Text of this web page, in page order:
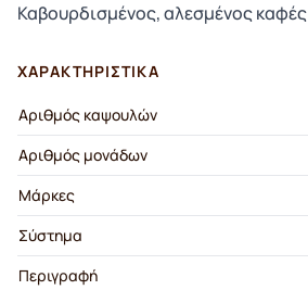
Καβουρδισμένος, αλεσμένος καφές
ΧΑΡΑΚΤΗΡΙΣΤΙΚΆ
Αριθμός καψουλών
Αριθμός μονάδων
Μάρκες
Σύστημα
Περιγραφή